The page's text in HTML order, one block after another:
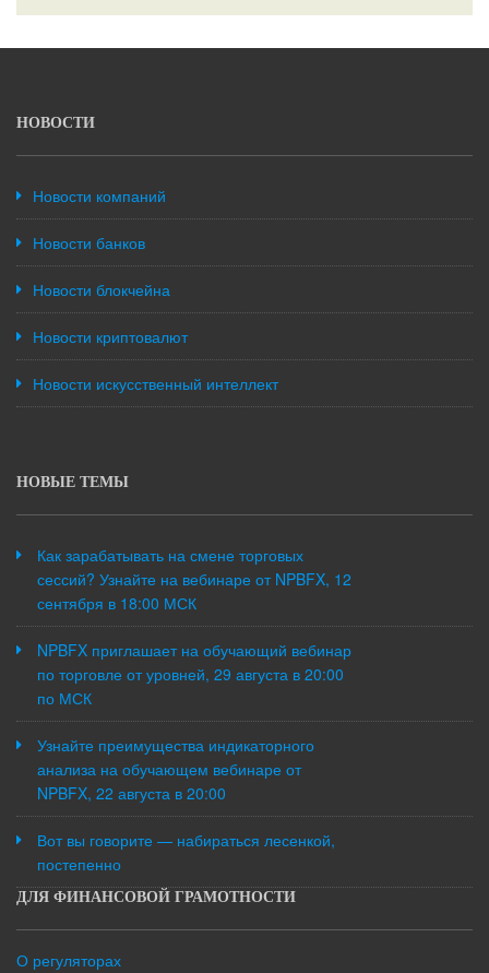
НОВОСТИ
Новости компаний
Новости банков
Новости блокчейна
Новости криптовалют
Новости искусственный интеллект
НОВЫЕ ТЕМЫ
Как зарабатывать на смене торговых
сессий? Узнайте на вебинаре от NPBFX, 12
сентября в 18:00 МСК
NPBFX приглашает на обучающий вебинар
по торговле от уровней, 29 августа в 20:00
по МСК
Узнайте преимущества индикаторного
анализа на обучающем вебинаре от
NPBFX, 22 августа в 20:00
Вот вы говорите — набираться лесенкой,
постепенно
ДЛЯ ФИНАНСОВОЙ ГРАМОТНОСТИ
О регуляторах